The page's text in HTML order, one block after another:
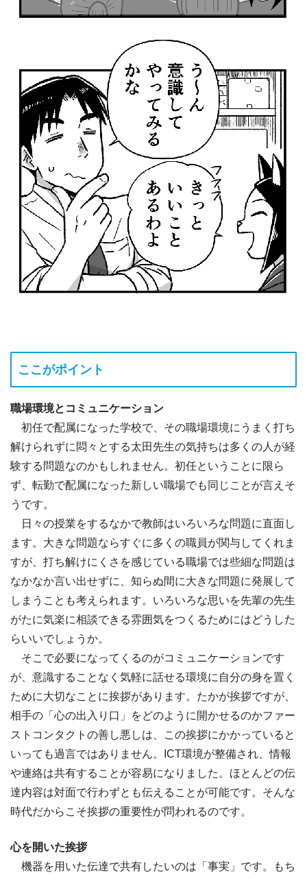
ここがポイント
職場環境とコミュニケーション
初任で配属になった学校で、その職場環境にうまく打ち
解けられずに悶々とする太田先生の気持ちは多くの人が経
験する問題なのかもしれません。初任ということに限ら
ず、転勤で配属になった新しい職場でも同じことが言えそ
うです。
日々の授業をするなかで教師はいろいろな問題に直面し
ます。大きな問題ならすぐに多くの職員が関与してくれま
すが、打ち解けにくさを感じている職場では些細な問題は
なかなか言い出せずに、知らぬ間に大きな問題に発展して
しまうことも考えられます。いろいろな思いを先輩の先生
がたに気楽に相談できる雰囲気をつくるためにはどうした
らいいでしょうか。
そこで必要になってくるのがコミュニケーションです
が、意識することなく気軽に話せる環境に自分の身を置く
ために大切なことに挨拶があります。たかが挨拶ですが、
相手の「心の出入り口」をどのように開かせるのかファー
ストコンタクトの善し悪しは、この挨拶にかかっていると
いっても過言ではありません。ICT環境が整備され、情報
や連絡は共有することが容易になりました。ほとんどの伝
達内容は対面で行わずとも伝えることが可能です。そんな
時代だからこそ挨拶の重要性が問われるのです。
心を開いた挨拶
機器を用いた伝達で共有したいのは「事実」です。もち